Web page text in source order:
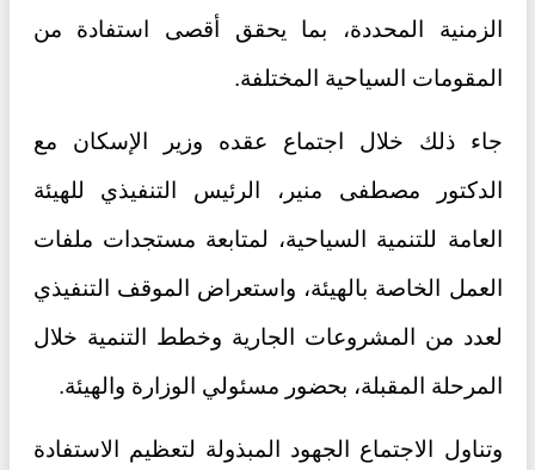
الزمنية المحددة، بما يحقق أقصى استفادة من
المقومات السياحية المختلفة.
جاء ذلك خلال اجتماع عقده وزير الإسكان مع
الدكتور مصطفى منير، الرئيس التنفيذي للهيئة
العامة للتنمية السياحية، لمتابعة مستجدات ملفات
العمل الخاصة بالهيئة، واستعراض الموقف التنفيذي
لعدد من المشروعات الجارية وخطط التنمية خلال
المرحلة المقبلة، بحضور مسئولي الوزارة والهيئة.
وتناول الاجتماع الجهود المبذولة لتعظيم الاستفادة